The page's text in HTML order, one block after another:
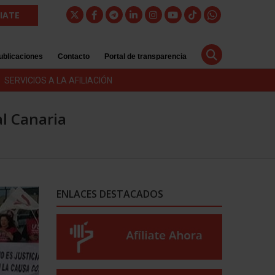
Contacto Portal de transparencia
SERVICIOS A LA AFILIACIÓN
Canaria
ENLACES DESTACADOS